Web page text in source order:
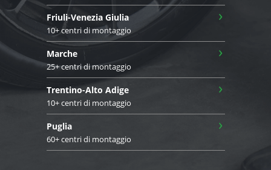
Friuli-Venezia Giulia
10+ centri di montaggio
›
Marche
25+ centri di montaggio
›
Trentino-Alto Adige
10+ centri di montaggio
›
Puglia
60+ centri di montaggio
›